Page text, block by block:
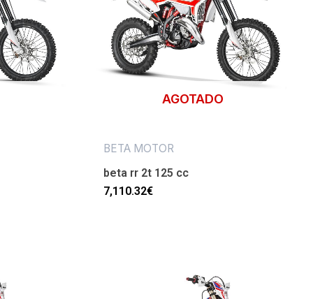
AGOTADO
BETA MOTOR
beta rr 2t 125 cc
7,110.32€